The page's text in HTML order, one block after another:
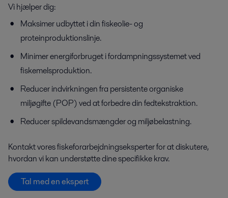
Vi hjælper dig:
Maksimer udbyttet i din fiskeolie- og
proteinproduktionslinje.
Minimer energiforbruget i fordampningssystemet ved
fiskemelsproduktion.
Reducer indvirkningen fra persistente organiske
miljøgifte (POP) ved at forbedre din fedtekstraktion.
Reducer spildevandsmængder og miljøbelastning.
Kontakt vores fiskeforarbejdningseksperter for at diskutere,
hvordan vi kan understøtte dine specifikke krav.
Tal med en ekspert